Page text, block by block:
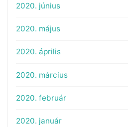
2020. június
2020. május
2020. április
2020. március
2020. február
2020. január